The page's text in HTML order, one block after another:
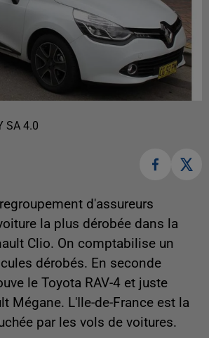
SA 4.0
d'assureurs
la plus dérobée dans la
Clio. On comptabilise un
dérobés. En seconde
le Toyota RAV-4 et juste
Mégane. L'Ile-de-France est la
par les vols de voitures.